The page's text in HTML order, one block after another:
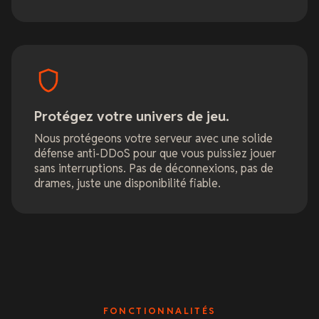
Protégez votre univers de jeu.
Nous protégeons votre serveur avec une solide
défense anti-DDoS pour que vous puissiez jouer
sans interruptions. Pas de déconnexions, pas de
drames, juste une disponibilité fiable.
FONCTIONNALITÉS